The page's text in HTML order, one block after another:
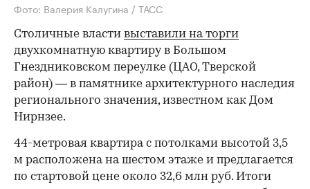
Фото: Валерия Калугина / ТАСС
Столичные власти выставили на торги
двухкомнатную квартиру в Большом
Гнездниковском переулке (ЦАО, Тверской
район) — в памятнике архитектурного наследия
регионального значения, известном как Дом
Нирнзее.
44-метровая квартира с потолками высотой 3,5
м расположена на шестом этаже и предлагается
по стартовой цене около 32,6 млн руб. Итоги